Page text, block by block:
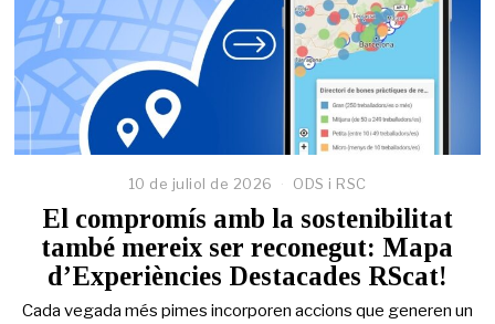
10 de juliol de 2026 ODS i RSC
El compromís amb la sostenibilitat
també mereix ser reconegut: Mapa
d’Experiències Destacades RScat!
Cada vegada més pimes incorporen accions que generen un